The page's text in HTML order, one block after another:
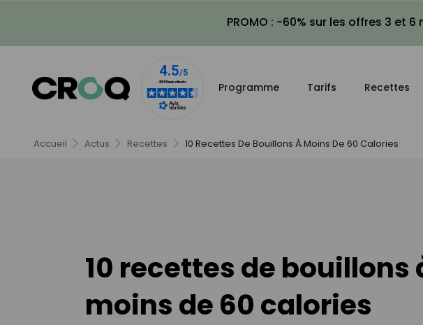
PROMO : -60% sur les offres 3 et
Programme Tarifs Recettes
Accueil Actus Recettes 10 Recettes De Bouillons À Moins De 60 Calories
10 recettes de bouillons
moins de 60 calories